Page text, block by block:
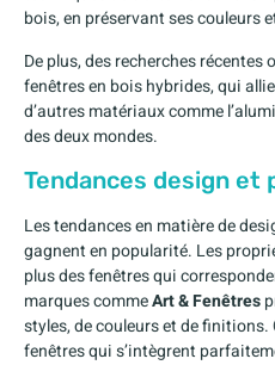
bois, en préservant ses couleurs
De plus, des recherches
fenêtres en bois hybrides, qui
d’autres matériaux comme
des deux mondes.
Tendances design et
Les tendances en matière de
gagnent en popularité. Les
plus des fenêtres qui
marques commeArt & Fenêtres
styles, de couleurs et de finitions.
fenêtres qui s’intègrent